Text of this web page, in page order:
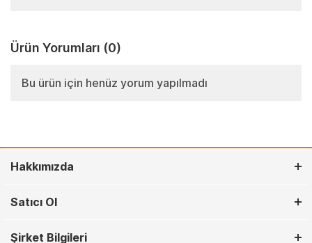
Ürün Yorumları (0)
Bu ürün için henüz yorum yapılmadı
Hakkımızda
Satıcı Ol
Şirket Bilgileri